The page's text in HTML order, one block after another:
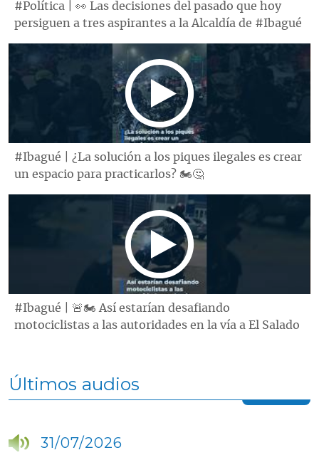
#Política | 👀 Las decisiones del pasado que hoy
persiguen a tres aspirantes a la Alcaldía de #Ibagué
#Ibagué | ¿La solución a los piques ilegales es crear
un espacio para practicarlos? 🏍️🤔
#Ibagué | 🚨🏍️ Así estarían desafiando
motociclistas a las autoridades en la vía a El Salado
Últimos audios
31/07/2026